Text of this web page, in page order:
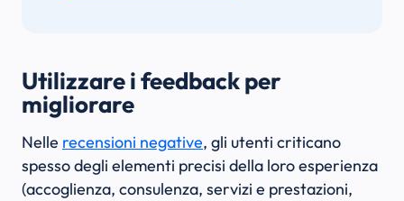
Utilizzare i feedback per
migliorare
Nelle recensioni negative, gli utenti criticano
spesso degli elementi precisi della loro esperienza
(accoglienza, consulenza, servizi e prestazioni,